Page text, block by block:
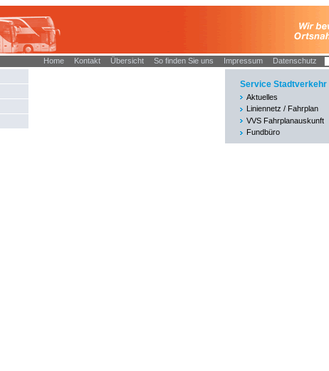
Home Kontakt Übersicht So finden Sie uns Impressum Datenschutz
Service Stadtverkehr
Aktuelles
Liniennetz / Fahrplan
VVS Fahrplanauskunft
Fundbüro